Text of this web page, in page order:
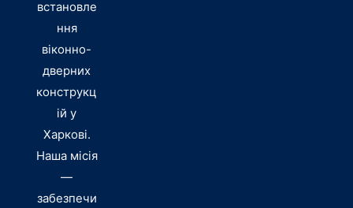
встановле
ння
віконно-
дверних
конструкц
ій у
Харкові.
Наша місія
—
забезпечи